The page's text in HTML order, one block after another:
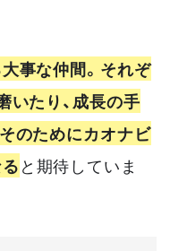
事な仲間。それぞ
いたり、成長の手
のためにカオナビ
と期待していま